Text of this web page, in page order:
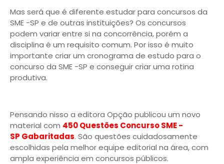
Mas será que é diferente estudar para concursos da
SME -SP e de outras instituições? Os concursos
podem variar entre si na concorrência, porém a
disciplina é um requisito comum. Por isso é muito
importante criar um cronograma de estudo para o
concurso da SME -SP e conseguir criar uma rotina
produtiva.
Pensando nisso a editora Opção publicou um novo
material com 450 Questões Concurso SME -
SP Gabaritadas. São questões cuidadosamente
escolhidas pela melhor equipe editorial na área, com
ampla experiência em concursos públicos.